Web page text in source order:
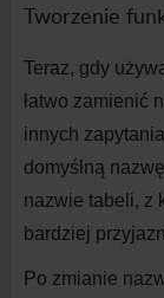
Tworzenie
Teraz, gdy
łatwo zamienić
innych
domyślną
nazwie tabeli, z
bardziej
Po zmianie